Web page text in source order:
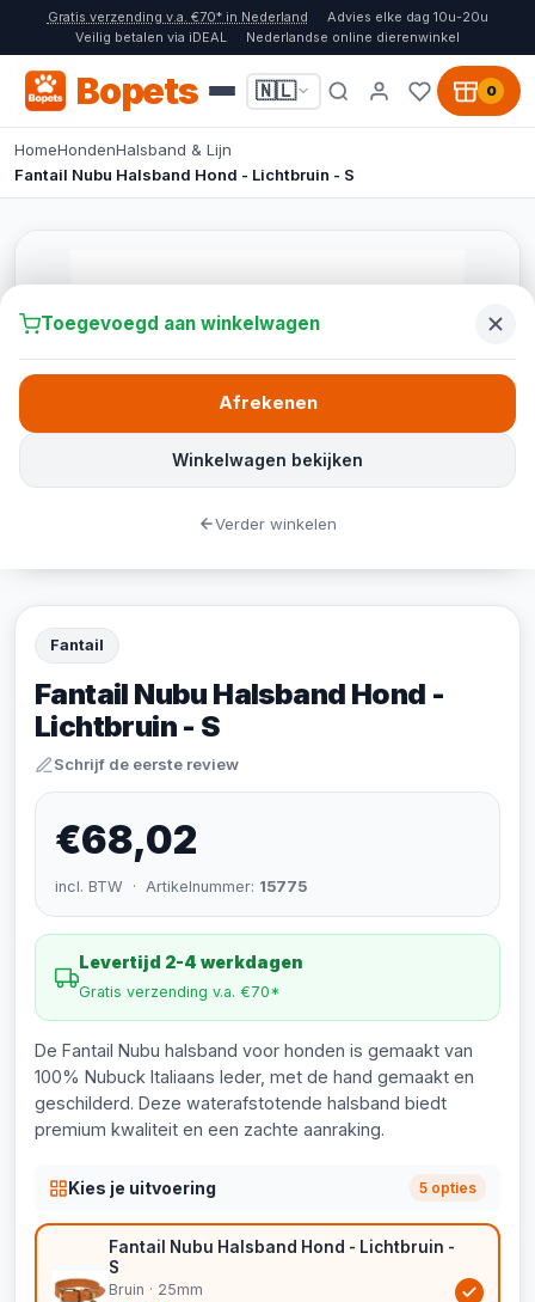
Gratis verzending v.a. €70* in Nederland
Advies elke dag 10u-20u
Veilig betalen via iDEAL
Nederlandse online dierenwinkel
Bopets 🇳🇱 0
HomeHondenHalsband & Lijn
Fantail Nubu Halsband Hond - Lichtbruin - S
Fantail
Fantail Nubu Halsband Hond -
Lichtbruin - S
Schrijf de eerste review
€68,02
incl. BTW · Artikelnummer: 15775
Levertijd 2-4 werkdagen
Gratis verzending v.a. €70*
De Fantail Nubu halsband voor honden is gemaakt van
100% Nubuck Italiaans leder, met de hand gemaakt en
geschilderd. Deze waterafstotende halsband biedt
premium kwaliteit en een zachte aanraking.
Kies je uitvoering 5 opties
Fantail Nubu Halsband Hond - Lichtbruin -
S
Bruin · 25mm
Toegevoegd aan winkelwagen
Winkelwagen bekijken
Afrekenen
Verder winkelen